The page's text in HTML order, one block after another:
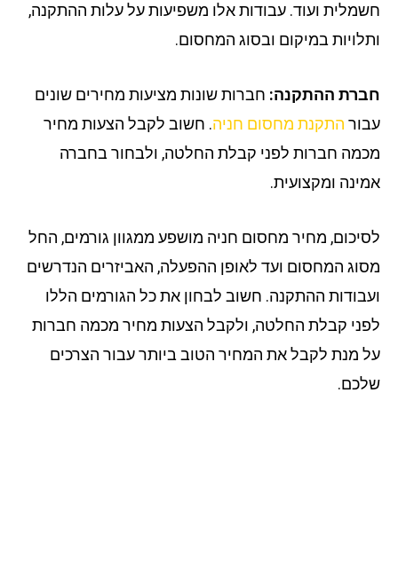
ועוד. עבודות אלו משפיעות על עלות ההתקנה,
במיקום ובסוג המחסום.
ההתקנה:חברות שונות מציעות מחירים שונים
התקנת מחסום חניה . חשוב לקבל הצעות מחיר
חברות לפני קבלת החלטה, ולבחור בחברה
ומקצועית.
מחיר מחסום חניה מושפע ממגוון גורמים, החל
המחסום ועד לאופן ההפעלה, האביזרים הנדרשים
ההתקנה. חשוב לבחון את כל הגורמים הללו
קבלת החלטה, ולקבל הצעות מחיר מכמה חברות
מנת לקבל את המחיר הטוב ביותר עבור הצרכים